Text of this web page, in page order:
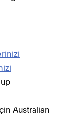
Australian